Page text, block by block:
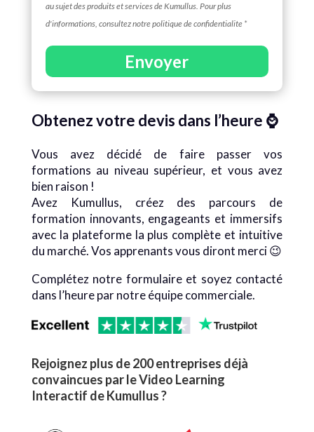
Obtenezvotre devis dans l’heure ⌚
Vous avez décidé de faire passer vos
formations au niveau supérieur, et vous avez
bien raison !
Avez Kumullus, créez des parcours de
formation innovants, engageants et immersifs
avec la plateforme la plus complète et intuitive
du marché. Vos apprenants vous diront merci 😉
Complétez notre formulaire et soyez contacté
dans l’heure par notre équipe commerciale.
Rejoignez plus de 200 entreprises déjà
convaincues par le Video Learning
Interactif de Kumullus?
au sujet des produits et services de Kumullus. Pour plus
d'informations, consultez notre politique de confidentialite *
Envoyer